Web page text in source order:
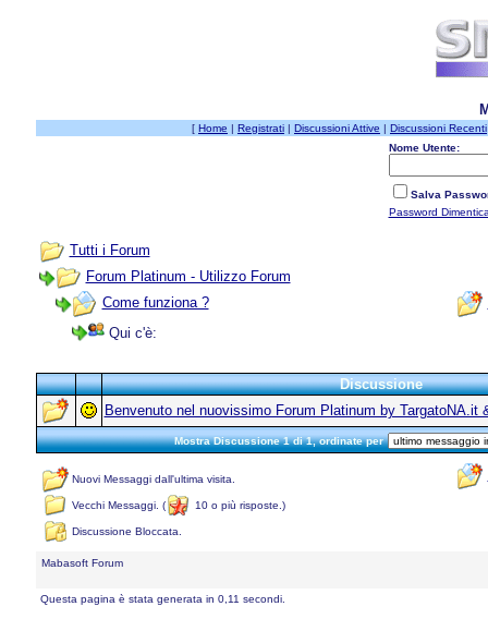
[ Home | Registrati | Discussioni Attive | Discussioni Recenti
Nome Utente:
Salva
Password
Tutti i Forum
Forum Platinum - Utilizzo Forum
Come funziona ?
Qui c'è:
Discussione
Benvenuto nel nuovissimo Forum Platinum by TargatoNA.it
Mostra Discussione 1 di 1, ordinate per
Nuovi Messaggi dall'ultima visita.
Vecchi Messaggi. ( 10 o più risposte.)
Discussione Bloccata.
Mabasoft Forum
Questa pagina è stata generata in 0,11 secondi.